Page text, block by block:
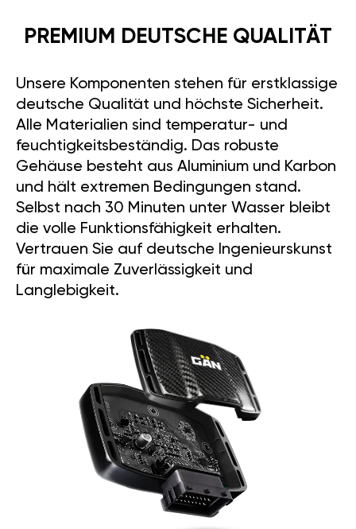
PREMIUM DEUTSCHE QUALITÄT
Unsere Komponenten stehen für erstklassige
deutsche Qualität und höchste Sicherheit.
Alle Materialien sind temperatur- und
feuchtigkeitsbeständig. Das robuste
Gehäuse besteht aus Aluminium und Karbon
und hält extremen Bedingungen stand.
Selbst nach 30 Minuten unter Wasser bleibt
die volle Funktionsfähigkeit erhalten.
Vertrauen Sie auf deutsche Ingenieurskunst
für maximale Zuverlässigkeit und
Langlebigkeit.